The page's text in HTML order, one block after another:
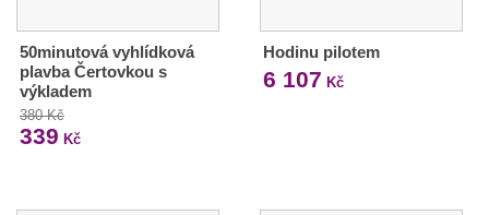
50minutová vyhlídková
plavba Čertovkou s
výkladem
380 Kč
339 Kč
Hodinu pilotem
6 107 Kč